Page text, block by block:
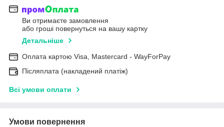
Ви отримаєте замовлення
або гроші повернуться на вашу картку
Детальніше
Оплата картою Visa, Mastercard - WayForPay
Післяплата (накладений платіж)
Всі умови оплати
Умови повернення